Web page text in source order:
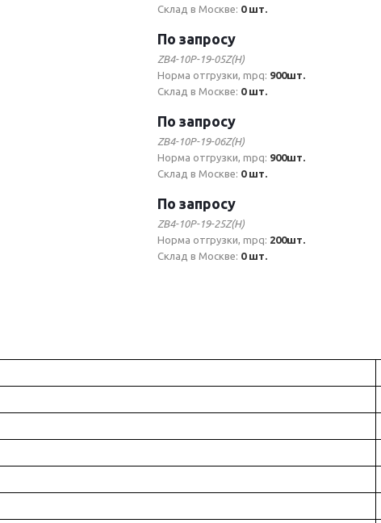
Склад в Москве: 0 шт.
По запросу
ZB4-10P-19-05Z(H)
Норма отгрузки, mpq: 900шт.
Склад в Москве: 0 шт.
По запросу
ZB4-10P-19-06Z(H)
Норма отгрузки, mpq: 900шт.
Склад в Москве: 0 шт.
По запросу
ZB4-10P-19-25Z(H)
Норма отгрузки, mpq: 200шт.
Склад в Москве: 0 шт.